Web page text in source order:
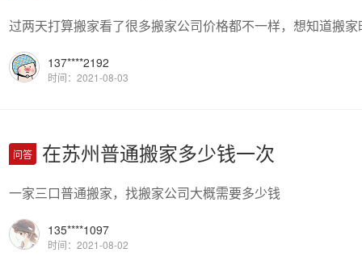
过两天打算搬家看了很多搬家公司价格都不一样，想知道搬
137****2192
时间：2021-08-03
问答 在苏州普通搬家多少钱一次
一家三口普通搬家，找搬家公司大概需要多少钱
135****1097
时间：2021-08-02